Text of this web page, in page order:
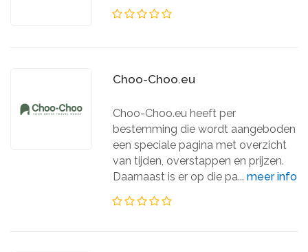
Choo-Choo.eu
Choo-Choo.eu heeft per
bestemming die wordt aangeboden
een speciale pagina met overzicht
van tijden, overstappen en prijzen.
Daarnaast is er op die pa...meer info